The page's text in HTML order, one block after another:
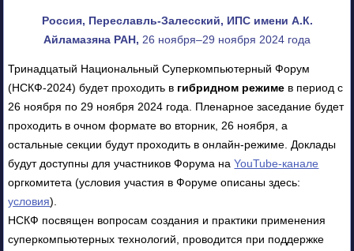
Россия, Переславль-Залесский, ИПС имени А.К.
Айламазяна РАН, 26 ноября–29 ноября 2024 года
Тринадцатый Национальный Суперкомпьютерный Форум
(НСКФ-2024) будет проходить в гибридном режиме в период с
26 ноября по 29 ноября 2024 года. Пленарное заседание будет
проходить в очном формате во вторник, 26 ноября, а
остальные секции будут проходить в онлайн-режиме. Доклады
будут доступны для участников Форума наYouTube-канале
оргкомитета (условия участия в Форуме описаны здесь:
условия).
НСКФ посвящен вопросам создания и практики применения
суперкомпьютерных технологий, проводится при поддержке